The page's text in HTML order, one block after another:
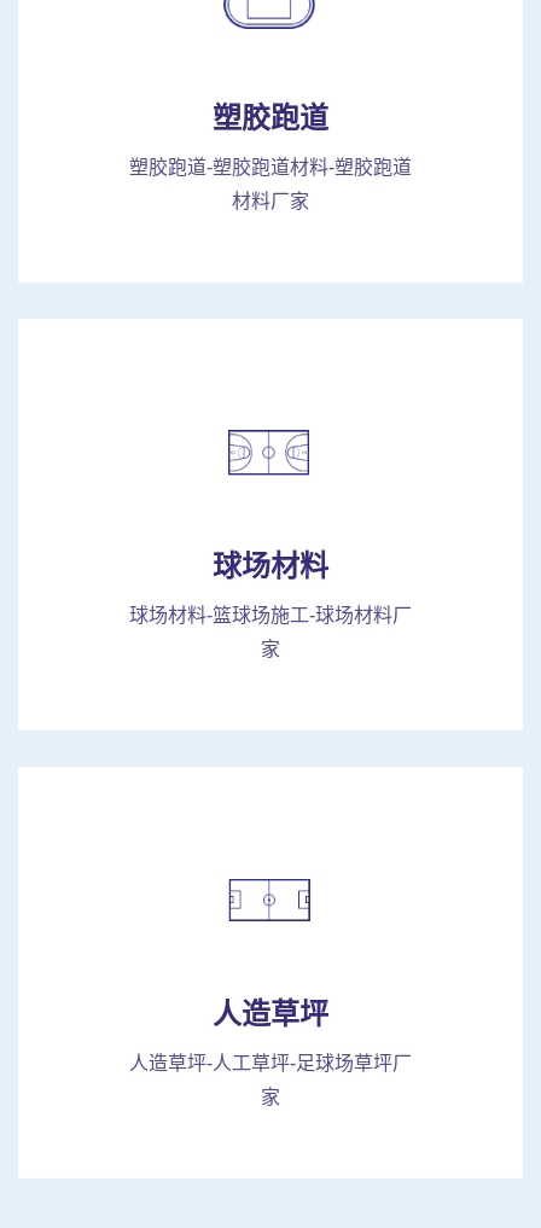
塑胶跑道
塑胶跑道-塑胶跑道材料-塑胶跑道
材料厂家
球场材料
球场材料-篮球场施工-球场材料厂
家
人造草坪
人造草坪-人工草坪-足球场草坪厂
家